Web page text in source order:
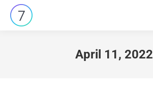
April 11, 2022